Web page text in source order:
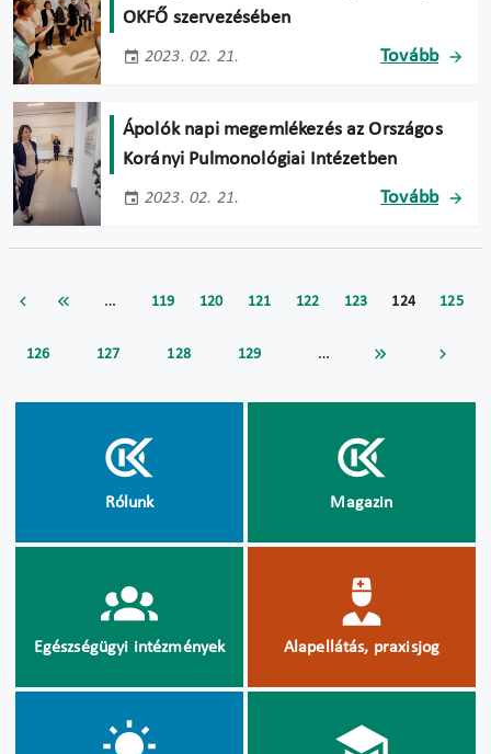
OKFŐ szervezésében
2023. 02. 21. Tovább
Ápolók napi megemlékezés az Országos
Korányi Pulmonológiai Intézetben
2023. 02. 21. Tovább
… 119 120 121 122 123 124 125
126 127 128 129 …
Rólunk Magazin
Egészségügyi intézmények Alapellátás, praxisjog